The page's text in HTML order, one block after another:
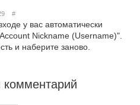
#
у вас автоматически
Nickname (Username)".
и наберите заново.
комментарий